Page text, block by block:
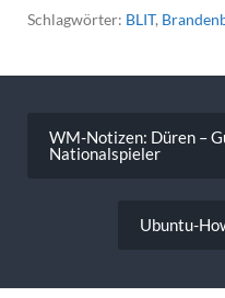
Schlagwörter: BLIT,
WM-Notizen: Düren –
Nationalspieler
Ubuntu-